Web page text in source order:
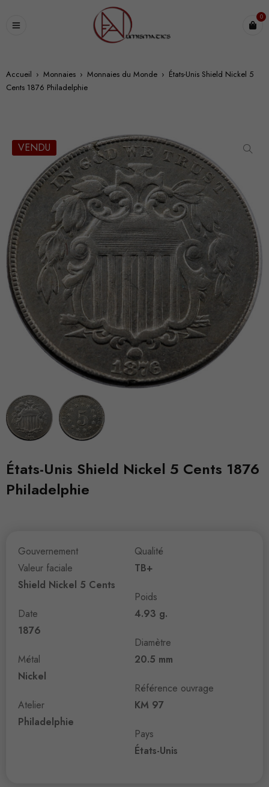
0
Accueil › Monnaies › Monnaies du Monde › États-Unis Shield Nickel 5
Cents 1876 Philadelphie
VENDU
États-Unis Shield Nickel 5 Cents 1876
Philadelphie
Gouvernement
Valeur faciale
Shield Nickel 5 Cents
Date
1876
Métal
Nickel
Atelier
Philadelphie
Qualité
TB+
Poids
4.93 g.
Diamètre
20.5 mm
Référence ouvrage
KM 97
Pays
États-Unis